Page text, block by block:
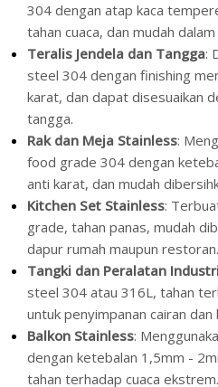
304 dengan atap kaca
tahan cuaca, dan mudah
Teralis Jendela dan Tangga:
steel 304 dengan finishing
karat, dan dapat disesuaikan
tangga.
Rak dan Meja Stainless:
food grade 304 dengan
anti karat, dan mudah
Kitchen Set Stainless:
grade, tahan panas, mudah
dapur rumah maupun restoran.
Tangki dan Peralatan
steel 304 atau 316L, tahan
untuk penyimpanan cairan dan
Balkon Stainless:
dengan ketebalan 1,5mm -
tahan terhadap cuaca ekstrem.